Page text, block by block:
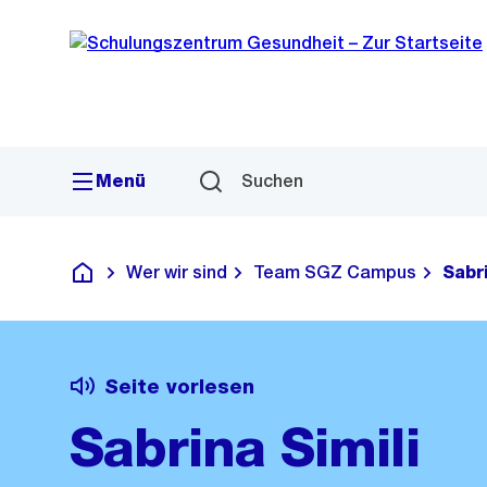
Navigation
Sprunglink
Menü Suchen
Schulungszentrum Gesundheit
Wer wir sind Team SGZ Campus
Seite vorlesen
Sabrina Simili